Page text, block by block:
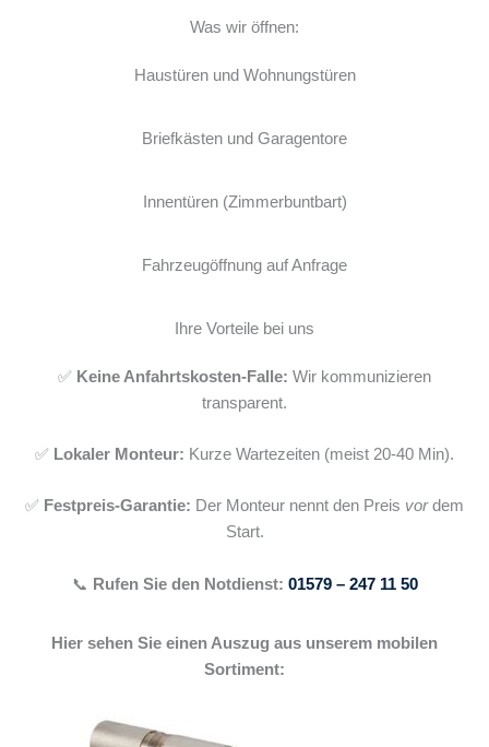
Was wir öffnen:
Haustüren und Wohnungstüren
Briefkästen und Garagentore
Innentüren (Zimmerbuntbart)
Fahrzeugöffnung auf Anfrage
Ihre Vorteile bei uns
✅ Keine Anfahrtskosten-Falle: Wir kommunizieren
transparent.
✅ Lokaler Monteur: Kurze Wartezeiten (meist 20-40 Min).
✅ Festpreis-Garantie: Der Monteur nennt den Preis vordem
Start.
📞 Rufen Sie den Notdienst: 01579 – 247 11 50
Hier sehen Sie einen Auszug aus unserem mobilen
Sortiment: